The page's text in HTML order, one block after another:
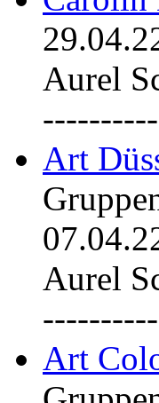
Aurel
----------
Art
Aurel
----------
Art